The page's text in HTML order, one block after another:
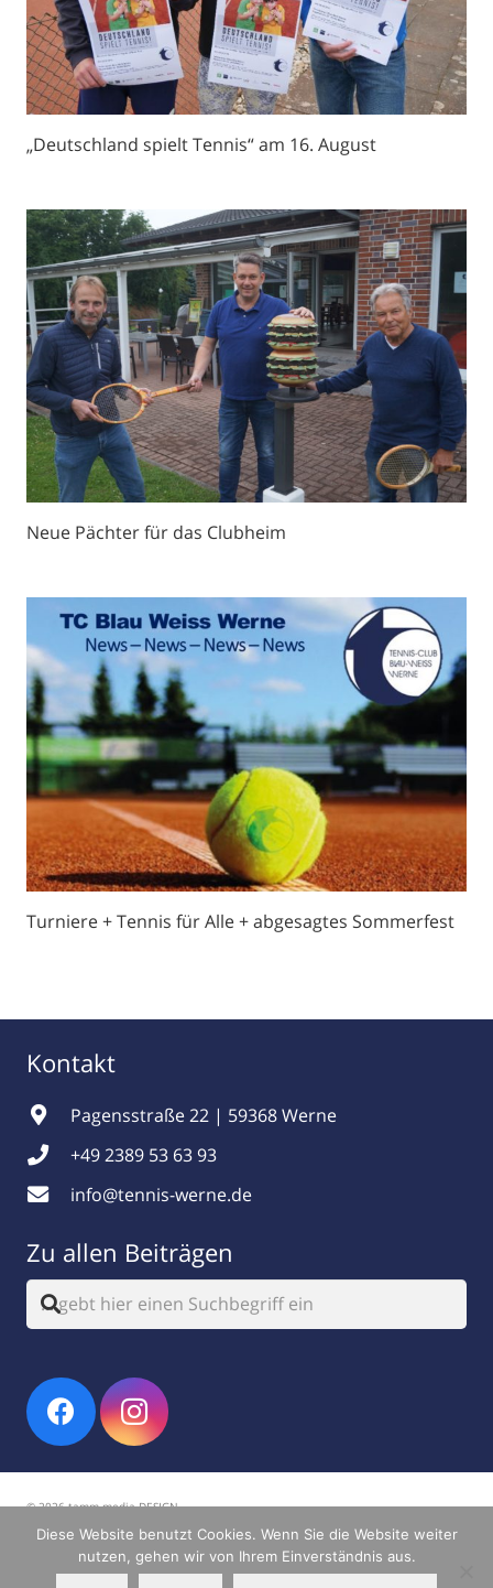
„Deutschland spielt Tennis“ am 16. August
Neue Pächter für das Clubheim
Turniere + Tennis für Alle + abgesagtes Sommerfest
Kontakt
Pagensstraße 22 | 59368 Werne
+49 2389 53 63 93
info@tennis-werne.de
Zu allen Beiträgen
© 2026 tamm.media DESIGN
Impressum
Diese Website benutzt Cookies. Wenn Sie die Website weiter
nutzen, gehen wir von Ihrem Einverständnis aus.